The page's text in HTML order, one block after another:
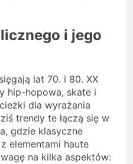
i jego
lat 70. i 80. XX
hip-hopowa, skate i
dla wyrażania
trendy te łączą się w
gdzie klasyczne
elementami haute
na kilka aspektów: